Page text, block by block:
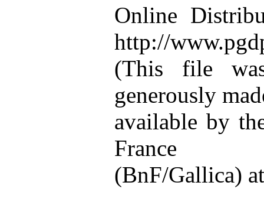
Online
http://
(This file
generously
available by
France
(BnF/Gallica)